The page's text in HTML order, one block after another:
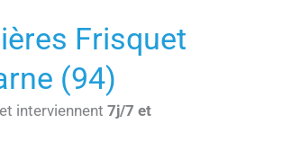
Frisquet
(94)
interviennent 7j/7 et